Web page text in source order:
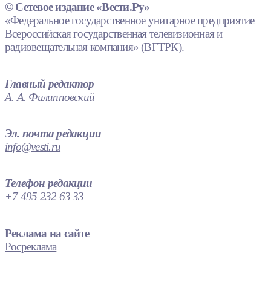
© Сетевое издание «Вести.Ру»
«Федеральное государственное унитарное предприятие
Всероссийская государственная телевизионная и
радиовещательная компания» (ВГТРК).
Главный редактор
А. А. Филипповский
Эл. почта редакции
info@vesti.ru
Телефон редакции
+7 495 232 63 33
Реклама на сайте
Росреклама